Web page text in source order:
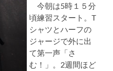
今朝は5時１５分
頃練習スタート。T
シャツとハーフの
ジャージで外に出
て第一声「さ
む！」。2週間ほど